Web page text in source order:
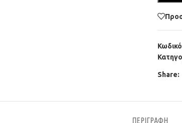
Share:
ΠΕΡΙΓΡΑΦΉ